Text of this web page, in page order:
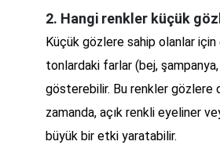
2. Hangi renkler küçük
Küçük gözlere sahip olanlar
tonlardaki farlar (bej,
gösterebilir. Bu renkler gözlere
zamanda, açık renkli eyeliner
büyük bir etki yaratabilir.